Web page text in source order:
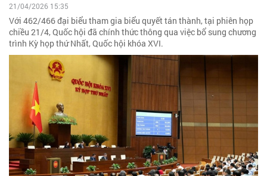
21/04/2026 15:35
Với 462/466 đại biểu tham gia biểu quyết tán thành, tại phiên họp
chiều 21/4, Quốc hội đã chính thức thông qua việc bổ sung chương
trình Kỳ họp thứ Nhất, Quốc hội khóa XVI.